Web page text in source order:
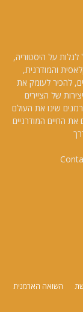
לגלות על היסטוריה,
והמודרנית,
להכיר לעומק את
של הציירים
שינו את העולם
החיים המודרניים
השואה הארמנית